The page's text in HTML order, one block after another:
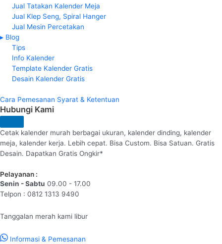
Jual Tatakan Kalender Meja
Jual Klep Seng, Spiral Hanger
Jual Mesin Percetakan
▸ Blog
Tips
Info Kalender
Template Kalender Gratis
Desain Kalender Gratis
Cara Pemesanan Syarat & Ketentuan
Hubungi Kami
Cetak kalender murah berbagai ukuran, kalender dinding, kalender
meja, kalender kerja. Lebih cepat. Bisa Custom. Bisa Satuan. Gratis
Desain. Dapatkan Gratis Ongkir*
Pelayanan :
Senin - Sabtu 09.00 - 17.00
Telpon : 0812 1313 9490
Tanggalan merah kami libur
Informasi & Pemesanan